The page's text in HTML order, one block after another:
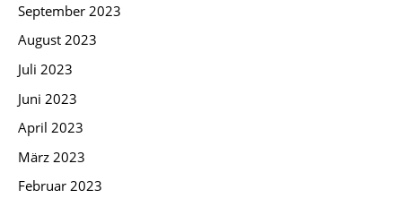
September 2023
August 2023
Juli 2023
Juni 2023
April 2023
März 2023
Februar 2023